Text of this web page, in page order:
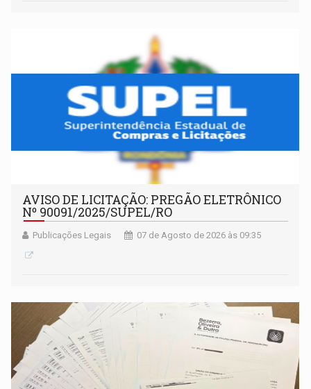
AVISO DE LICITAÇÃO: PREGÃO ELETRÔNICO
Nº 90091/2025/SUPEL/RO
Publicações Legais 07 de Agosto de 2026 às 09:35